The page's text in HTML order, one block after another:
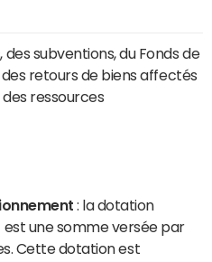
subventions, du Fonds de
retours de biens affectés
ressources
: la dotation
une somme versée par
Cette dotation est